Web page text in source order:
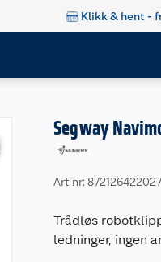
Klikk & hent -
Segway
Art nr:
Trådløs
ledninger, ingen